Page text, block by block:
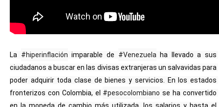
La #hiperinflación imparable de #Venezuela ha llevado a sus
ciudadanos a buscar en las divisas extranjeras un salvavidas para
poder adquirir toda clase de bienes y servicios. En los estados
fronterizos con Colombia, el #pesocolombiano se ha convertido